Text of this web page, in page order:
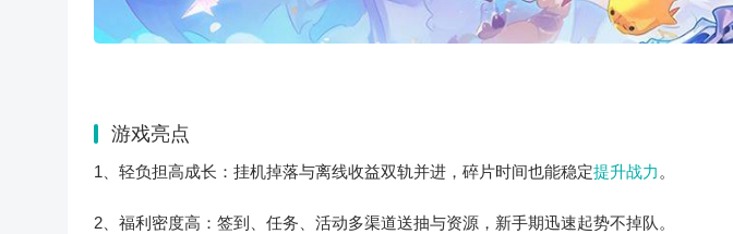
游戏亮点
1、轻负担高成长：挂机掉落与离线收益双轨并进，碎片时间也能稳定提升战力 。
2、福利密度高：签到、任务、活动多渠道送抽与资源，新手期迅速起势不掉队。